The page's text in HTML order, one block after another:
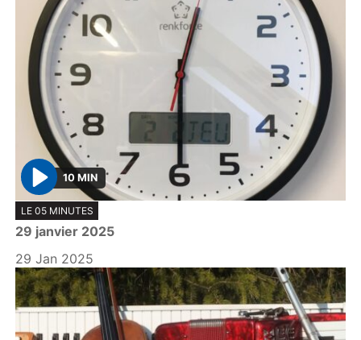
P
l
a
y
10 MIN
LE 05 MINUTES
29 janvier 2025
29 Jan 2025